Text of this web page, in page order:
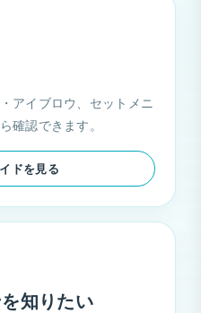
アイブロウ、セットメニ
確認できます。
ドを見る
知りたい